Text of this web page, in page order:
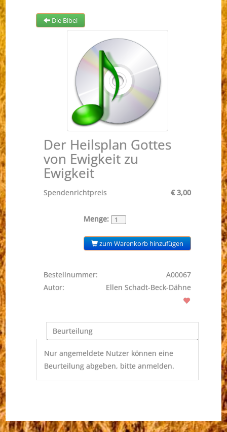
Die Bibel
Der Heilsplan Gottes
von Ewigkeit zu
Ewigkeit
Spendenrichtpreis € 3,00
Menge:
zum Warenkorb hinzufügen
Bestellnummer:
A00067
Autor:
Ellen Schadt-Beck-Dähne
Beurteilung
Nur angemeldete Nutzer können eine
Beurteilung abgeben, bitte anmelden.